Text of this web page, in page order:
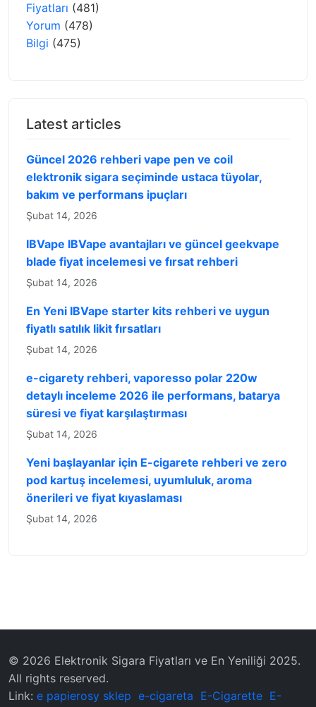
Fiyatları (481)
Yorum (478)
Bilgi (475)
Latest articles
Güncel 2026 rehberi vape pen ve coil
elektronik sigara seçiminde ustaca tüyolar,
bakım ve performans ipuçları
Şubat 14, 2026
IBVape IBVape avantajları ve güncel geekvape
blade fiyat incelemesi ve fırsat rehberi
Şubat 14, 2026
En Yeni IBVape starter kits rehberi ve uygun
fiyatlı satılık likit fırsatları
Şubat 14, 2026
e-cigarety rehberi, vaporesso polar 220w
detaylı inceleme 2026 ile performans, batarya
süresi ve fiyat karşılaştırması
Şubat 14, 2026
Yeni başlayanlar için E-cigarete rehberi ve zero
pod kartuş incelemesi, uyumluluk, aroma
önerileri ve fiyat kıyaslaması
Şubat 14, 2026
© 2026 Elektronik Sigara Fiyatları ve En Yeniliği 2025.
All rights reserved.
Link: e papierosy sklep e-cigareta E-Cigarette E-